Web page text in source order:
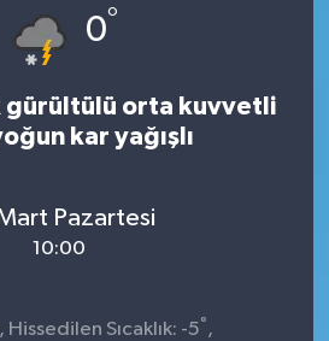
0°
gürültülü orta kuvvetli
kar yağışlı
Pazartesi
10:00
Sıcaklık: -5° ,